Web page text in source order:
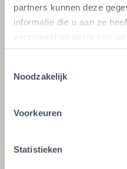
partners kunnen deze
informatie die u aan ze
verzameld op basis van
Noodzakelijk
Voorkeuren
Statistieken
Type woning *
Bouwjaar woning *